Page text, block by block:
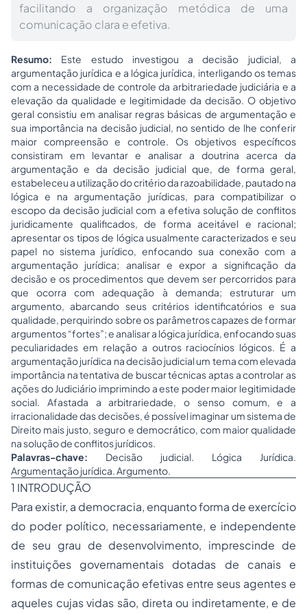
facilitando a organização metódica de uma
comunicação clara e efetiva.
Resumo: Este estudo investigou a decisão judicial, a
argumentação jurídica e a lógica jurídica, interligando os temas
com a necessidade de controle da arbitrariedade judiciária e a
elevação da qualidade e legitimidade da decisão. O objetivo
geral consistiu em analisar regras básicas de argumentação e
sua importância na decisão judicial, no sentido de lhe conferir
maior compreensão e controle. Os objetivos específicos
consistiram em levantar e analisar a doutrina acerca da
argumentação e da decisão judicial que, de forma geral,
estabeleceu a utilização do critério da razoabilidade, pautado na
lógica e na argumentação jurídicas, para compatibilizar o
escopo da decisão judicial com a efetiva solução de conflitos
juridicamente qualificados, de forma aceitável e racional;
apresentar os tipos de lógica usualmente caracterizados e seu
papel no sistema jurídico, enfocando sua conexão com a
argumentação jurídica; analisar e expor a significação da
decisão e os procedimentos que devem ser percorridos para
que ocorra com adequação à demanda; estruturar um
argumento, abarcando seus critérios identificatórios e sua
qualidade, perquirindo sobre os parâmetros capazes de formar
argumentos “fortes”; e analisar a lógica jurídica, enfocando suas
peculiaridades em relação a outros raciocínios lógicos. É a
argumentação jurídica na decisão judicial um tema com elevada
importância na tentativa de buscar técnicas aptas a controlar as
ações do Judiciário imprimindo a este poder maior legitimidade
social. Afastada a arbitrariedade, o senso comum, e a
irracionalidade das decisões, é possível imaginar um sistema de
Direito mais justo,seguro e democrático, com maior qualidade
na solução de conflitos jurídicos.
Palavras-chave: Decisão judicial. Lógica Jurídica.
Argumentação jurídica. Argumento.
1 INTRODUÇÃO
Para existir, a democracia, enquanto forma de exercício
do poder político, necessariamente, e independente
de seu grau de desenvolvimento, imprescinde de
instituições governamentais dotadas de canais e
formas de comunicação efetivas entre seus agentes e
aqueles cujas vidas são, direta ou indiretamente, e de